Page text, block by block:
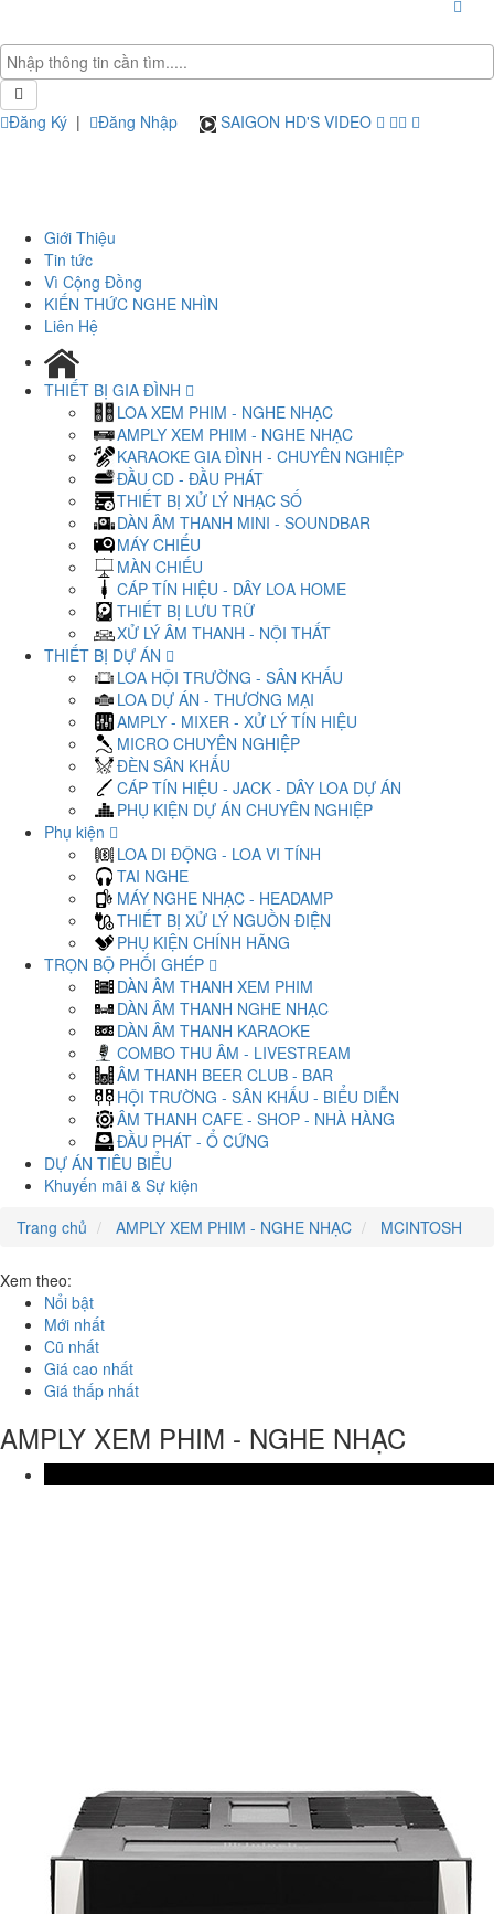
Đăng Ký | Đăng Nhập SAIGON HD'S VIDEO
Giới Thiệu
Tin tức
Vì Cộng Đồng
KIẾN THỨC NGHE NHÌN
Liên Hệ
THIẾT BỊ GIA ĐÌNH
LOA XEM PHIM - NGHE NHẠC
AMPLY XEM PHIM - NGHE NHẠC
KARAOKE GIA ĐÌNH - CHUYÊN NGHIỆP
ĐẦU CD - ĐẦU PHÁT
THIẾT BỊ XỬ LÝ NHẠC SỐ
DÀN ÂM THANH MINI - SOUNDBAR
MÁY CHIẾU
MÀN CHIẾU
CÁP TÍN HIỆU - DÂY LOA HOME
THIẾT BỊ LƯU TRỮ
XỬ LÝ ÂM THANH - NỘI THẤT
THIẾT BỊ DỰ ÁN
LOA HỘI TRƯỜNG - SÂN KHẤU
LOA DỰ ÁN - THƯƠNG MẠI
AMPLY - MIXER - XỬ LÝ TÍN HIỆU
MICRO CHUYÊN NGHIỆP
ĐÈN SÂN KHẤU
CÁP TÍN HIỆU - JACK - DÂY LOA DỰ ÁN
PHỤ KIỆN DỰ ÁN CHUYÊN NGHIỆP
Phụ kiện
LOA DI ĐỘNG - LOA VI TÍNH
TAI NGHE
MÁY NGHE NHẠC - HEADAMP
THIẾT BỊ XỬ LÝ NGUỒN ĐIỆN
PHỤ KIỆN CHÍNH HÃNG
TRỌN BỘ PHỐI GHÉP
DÀN ÂM THANH XEM PHIM
DÀN ÂM THANH NGHE NHẠC
DÀN ÂM THANH KARAOKE
COMBO THU ÂM - LIVESTREAM
ÂM THANH BEER CLUB - BAR
HỘI TRƯỜNG - SÂN KHẤU - BIỂU DIỄN
ÂM THANH CAFE - SHOP - NHÀ HÀNG
ĐẦU PHÁT - Ổ CỨNG
DỰ ÁN TIÊU BIỂU
Khuyến mãi & Sự kiện
Trang chủ
AMPLY XEM PHIM - NGHE NHẠC MCINTOSH
Xem theo:
Nổi bật
Mới nhất
Cũ nhất
Giá cao nhất
Giá thấp nhất
AMPLY XEM PHIM - NGHE NHẠC